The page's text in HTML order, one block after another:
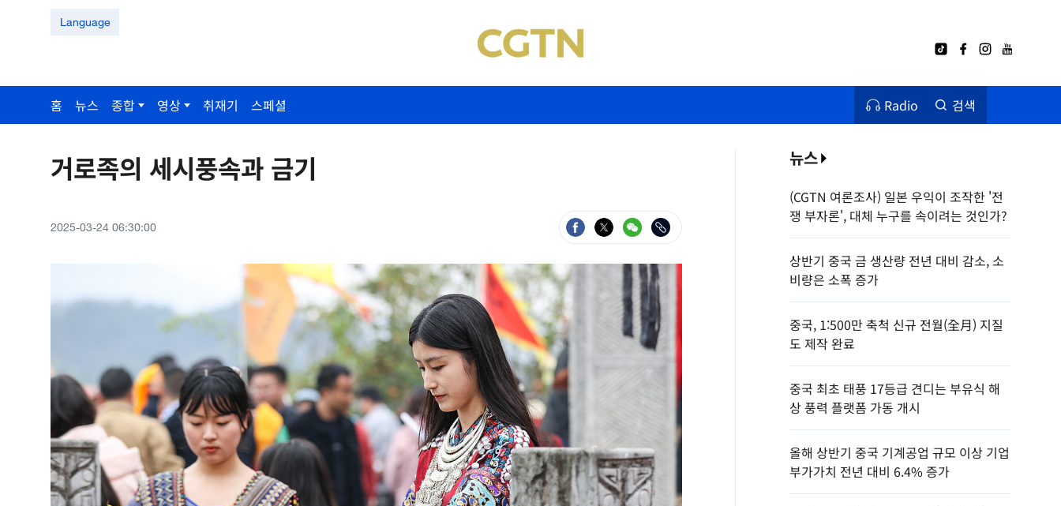
Language
홈 뉴스 종합 영상 취재기 스페셜 Radio 검색
거로족의 세시풍속과 금기
2025-03-24 06:30:00
뉴스
(CGTN 여론조사) 일본 우익이 조작한 '전
쟁 부자론', 대체 누구를 속이려는 것인가?
상반기 중국 금 생산량 전년 대비 감소, 소
비량은 소폭 증가
중국, 1:500만 축척 신규 전월(全月) 지질
도 제작 완료
중국 최초 태풍 17등급 견디는 부유식 해
상 풍력 플랫폼 가동 개시
올해 상반기 중국 기계공업 규모 이상 기업
부가가치 전년 대비 6.4% 증가